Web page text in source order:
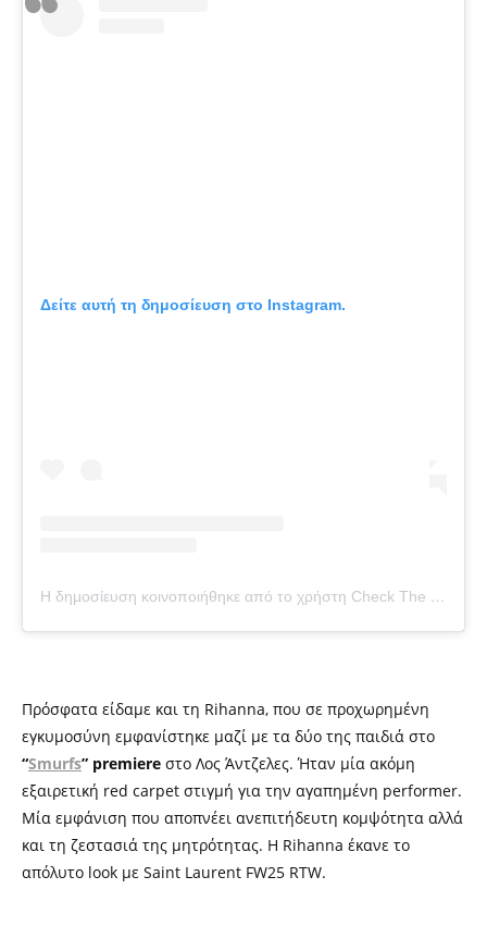
Δείτε αυτή τη δημοσίευση στο Instagram.
Η δημοσίευση κοινοποιήθηκε από το χρήστη Check The Tag (@checkthetag)
Πρόσφατα είδαμε και τη Rihanna, που σε προχωρημένη
εγκυμοσύνη εμφανίστηκε μαζί με τα δύο της παιδιά στο
“Smurfs” premiere στο Λος Άντζελες. Ήταν μία ακόμη
εξαιρετική red carpet στιγμή για την αγαπημένη performer.
Μία εμφάνιση που αποπνέει ανεπιτήδευτη κομψότητα αλλά
και τη ζεστασιά της μητρότητας. Η Rihanna έκανε το
απόλυτο look με Saint Laurent FW25 RTW.